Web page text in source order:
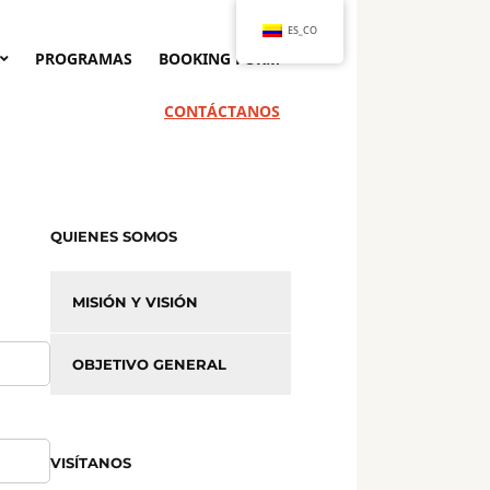
PROGRAMAS BOOKING FORM
CONTÁCTANOS
QUIENES SOMOS
MISIÓN Y VISIÓN
OBJETIVO GENERAL
VISÍTANOS
ES_CO